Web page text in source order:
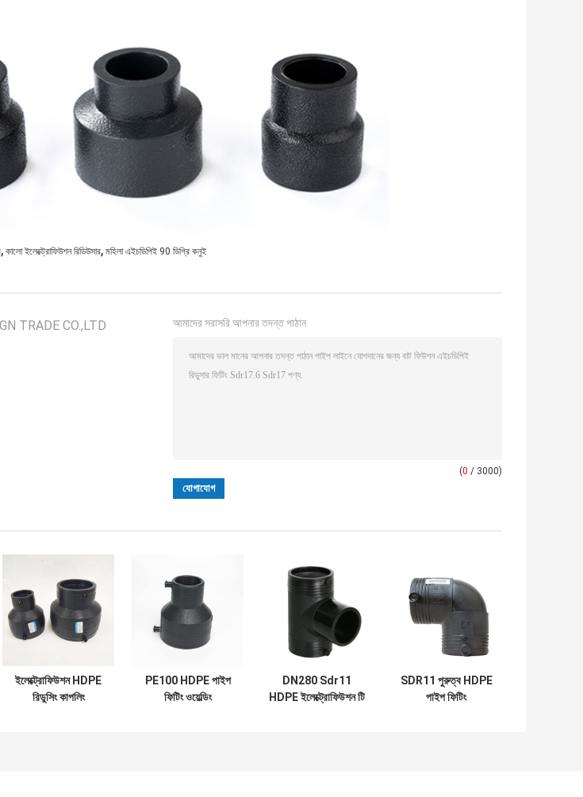
, কালো ইলেক্ট্রোফিউশন রিডিউসার, মহিলা এইচডিপিই 90 ডিগ্রি কনুই
TRADE CO.,LTD আমাদের সরাসরি আপনার তদন্ত পাঠান
(0 / 3000)
ইলেক্ট্রোফিউশন HDPE
রিডুসিং কাপলিং
PE100 HDPE পাইপ
ফিটিং ওয়েল্ডিং
DN280 Sdr11
HDPE ইলেক্ট্রোফিউশন টি
SDR11 পুরুত্ব HDPE
পাইপ ফিটিং